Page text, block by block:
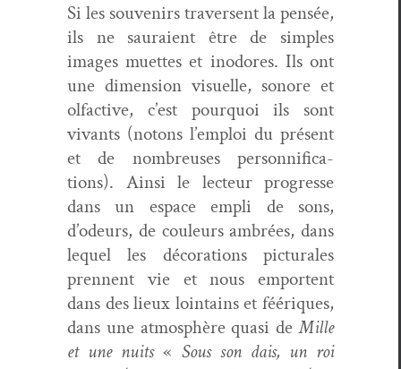
Si les sou­venirs tra­versent la pen­sée,
ils ne sauraient être de sim­ples
images muettes et inodores. Ils ont
une dimen­sion visuelle, sonore et
olfac­tive, c’est pourquoi ils sont
vivants (notons l’emploi du présent
et de nom­breuses per­son­ni­fi­ca­
tions). Ain­si le lecteur pro­gresse
dans un espace empli de sons,
d’odeurs, de couleurs ambrées, dans
lequel les déco­ra­tions pic­turales
pren­nent vie et nous empor­tent
dans des lieux loin­tains et féériques,
dans une atmo­sphère qua­si deMille
et une nuits« Sous son dais, un roi